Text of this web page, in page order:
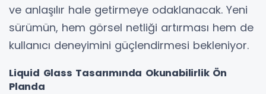
ve anlaşılır hale getirmeye odaklanacak. Yeni
sürümün, hem görsel netliği artırması hem de
kullanıcı deneyimini güçlendirmesi bekleniyor.
Liquid Glass Tasarımında Okunabilirlik Ön
Planda